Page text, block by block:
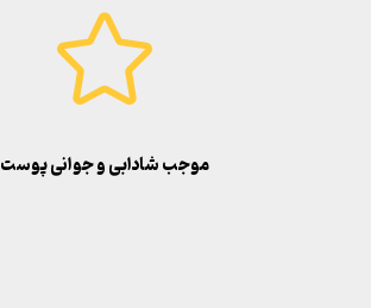
موجب شادابی و جوانی پوست